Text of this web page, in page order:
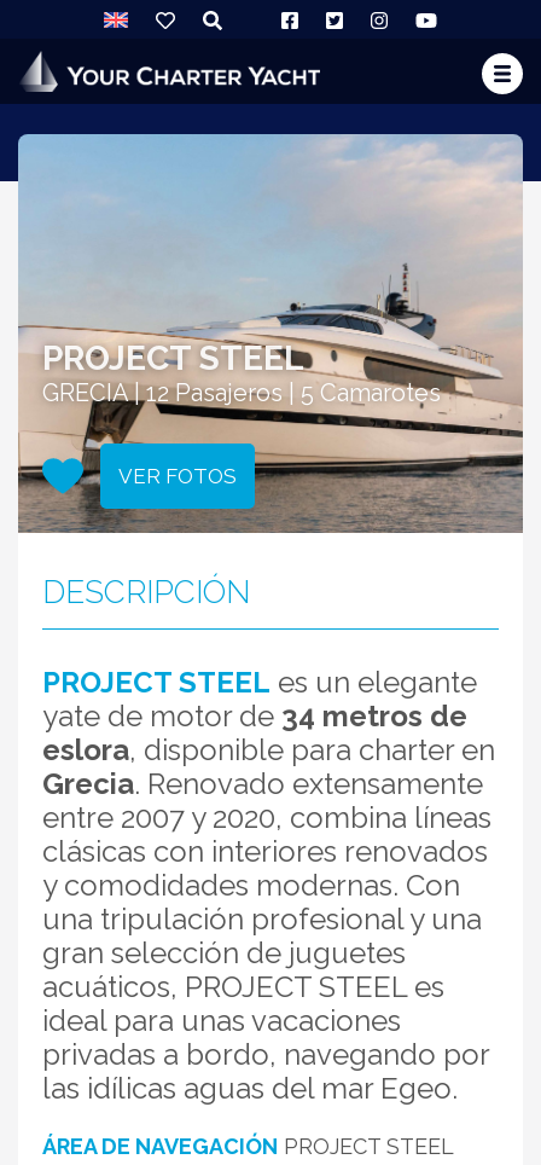
PROJECT STEEL
GRECIA | 12 Pasajeros | 5 Camarotes
VER FOTOS
DESCRIPCIÓN
PROJECT STEEL es un elegante
yate de motor de 34 metros de
eslora, disponible para charter en
Grecia. Renovado extensamente
entre 2007 y 2020, combina líneas
clásicas con interiores renovados
y comodidades modernas. Con
una tripulación profesional y una
gran selección de juguetes
acuáticos, PROJECT STEEL es
ideal para unas vacaciones
privadas a bordo, navegando por
las idílicas aguas del mar Egeo.
ÁREA DE NAVEGACIÓN PROJECT STEEL